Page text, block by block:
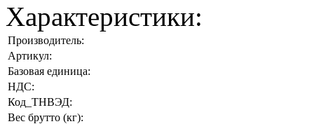
Характеристики:
Производитель:
Артикул:
Базовая единица:
НДС:
Код_ТНВЭД:
Вес брутто (кг):